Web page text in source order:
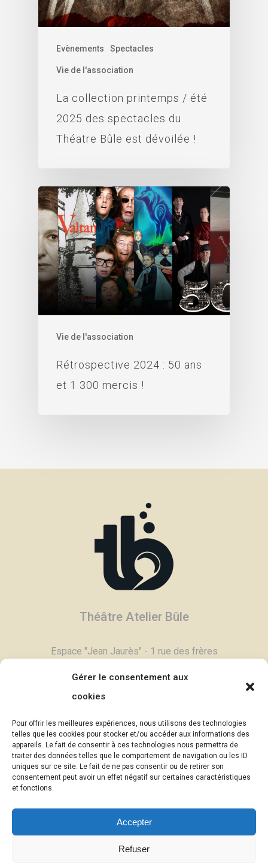
Gérer le consentement aux
cookies
Pour offrir les meilleures expériences, nous utilisons des technologies
telles que les cookies pour stocker et/ou accéder aux informations des
appareils. Le fait de consentir à ces technologies nous permettra de
traiter des données telles que le comportement de navigation ou les ID
uniques sur ce site. Le fait de ne pas consentir ou de retirer son
consentement peut avoir un effet négatif sur certaines caractéristiques
et fonctions.
Accepter
Refuser
Evènements Spectacles
Vie de l'association
La collection printemps / été
2025 des spectacles du
Théatre Bûle est dévoilée !
Vie de l'association
Rétrospective 2024 : 50 ans
et 1 300 mercis !
Théâtre Atelier Bûle
Espace "Jean Jaurès" - 1 rue des frères
Email :contact@theatrebule.fr
InfosBûle, lettre d'informations >
uncaillou.blogspot.com
contraire)